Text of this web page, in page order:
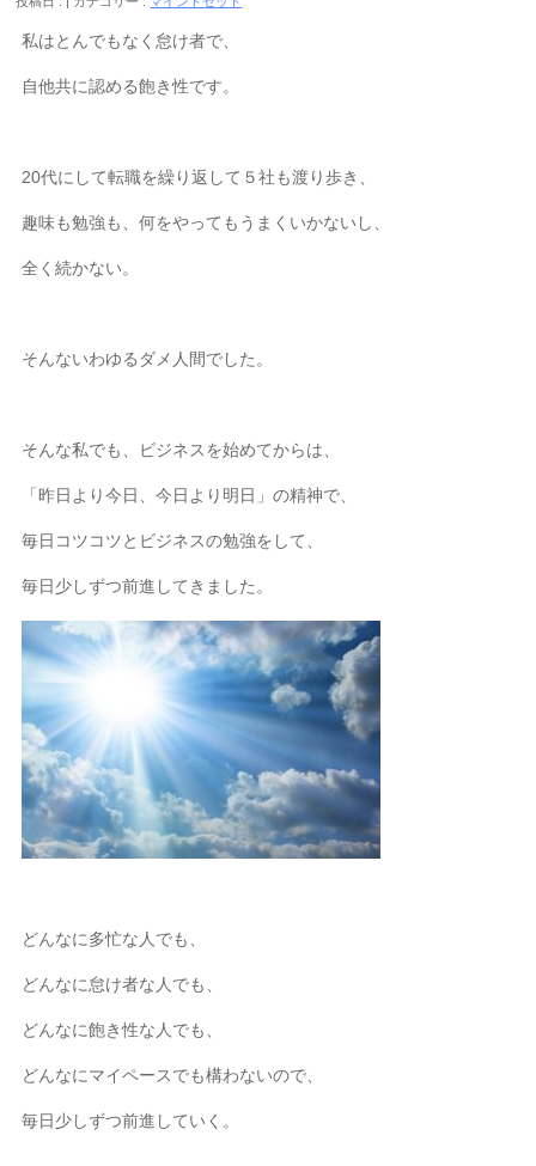
私はとんでもなく怠け者で、
自他共に認める飽き性です。
20代にして転職を繰り返して５社も渡り歩き、
趣味も勉強も、何をやってもうまくいかないし、
全く続かない。
そんないわゆるダメ人間でした。
そんな私でも、ビジネスを始めてからは、
「昨日より今日、今日より明日」の精神で、
毎日コツコツとビジネスの勉強をして、
毎日少しずつ前進してきました。
どんなに多忙な人でも、
どんなに怠け者な人でも、
どんなに飽き性な人でも、
どんなにマイペースでも構わないので、
毎日少しずつ前進していく。